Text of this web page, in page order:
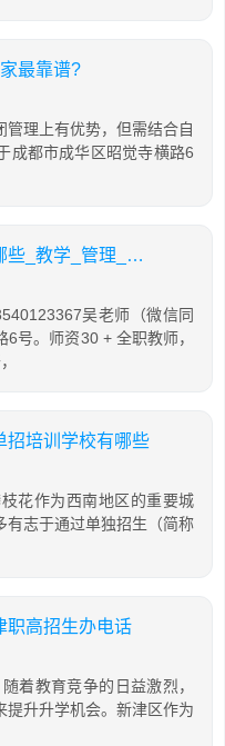
最靠谱?
理上有优势，但需结合自
成都市成华区昭觉寺横路6
成都单招培训学校排名前十有哪些_教学_管理_师资如何
吴老师（微信同
号。师资30 + 全职教师，
招培训学校有哪些
花作为西南地区的重要城
有志于通过单独招生（简称
职高招生办电话
着教育竞争的日益激烈，
提升升学机会。新津区作为